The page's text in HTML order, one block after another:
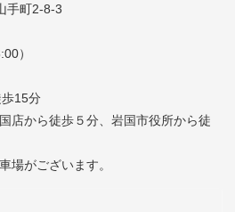
手町2-8-3
）
15分
店から徒歩５分、岩国市役所から徒
場がございます。